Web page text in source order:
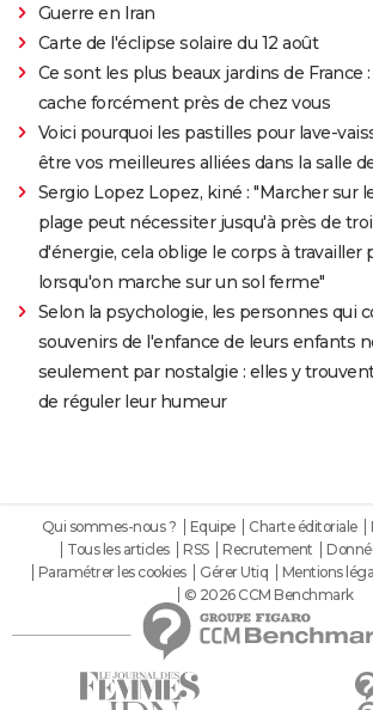
Guerre en Iran
Carte de l'éclipse solaire du 12 août
Ce sont les plus beaux jardins de France
cache forcément près de chez vous
Voici pourquoi les pastilles pour lave-
être vos meilleures alliées dans la salle
Sergio Lopez Lopez, kiné : "Marcher sur
plage peut nécessiter jusqu'à près de
d'énergie, cela oblige le corps à travailler
lorsqu'on marche sur un sol ferme"
Selon la psychologie, les personnes qui
souvenirs de l'enfance de leurs enfants
seulement par nostalgie : elles y
de réguler leur humeur
Qui sommes-nous ? Equipe Charte éditoriale
Tous les articles
RSS Recrutement
Paramétrer les cookies
Gérer Utiq Mentions
© 2026 CCM Benchmark